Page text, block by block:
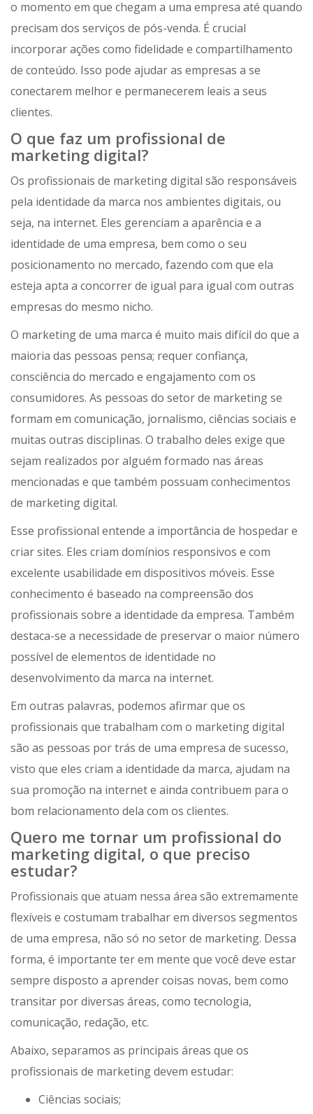
o momento em que chegam a uma empresa até quando
precisam dos serviços de pós-venda. É crucial
incorporar ações como fidelidade e compartilhamento
de conteúdo. Isso pode ajudar as empresas a se
conectarem melhor e permanecerem leais a seus
clientes.
O que faz um profissional de
marketing digital?
Os profissionais de marketing digital são responsáveis
pela identidade da marca nos ambientes digitais, ou
seja, na internet. Eles gerenciam a aparência e a
identidade de uma empresa, bem como o seu
posicionamento no mercado, fazendo com que ela
esteja apta a concorrer de igual para igual com outras
empresas do mesmo nicho.
O marketing de uma marca é muito mais difícil do que a
maioria das pessoas pensa; requer confiança,
consciência do mercado e engajamento com os
consumidores. As pessoas do setor de marketing se
formam em comunicação, jornalismo, ciências sociais e
muitas outras disciplinas. O trabalho deles exige que
sejam realizados por alguém formado nas áreas
mencionadas e que também possuam conhecimentos
de marketing digital.
Esse profissional entende a importância de hospedar e
criar sites. Eles criam domínios responsivos e com
excelente usabilidade em dispositivos móveis. Esse
conhecimento é baseado na compreensão dos
profissionais sobre a identidade da empresa. Também
destaca-se a necessidade de preservar o maior número
possível de elementos de identidade no
desenvolvimento da marca na internet.
Em outras palavras, podemos afirmar que os
profissionais que trabalham com o marketing digital
são as pessoas por trás de uma empresa de sucesso,
visto que eles criam a identidade da marca, ajudam na
sua promoção na internet e ainda contribuem para o
bom relacionamento dela com os clientes.
Quero me tornar um profissional do
marketing digital, o que preciso
estudar?
Profissionais que atuam nessa área são extremamente
flexíveis e costumam trabalhar em diversos segmentos
de uma empresa, não só no setor de marketing. Dessa
forma, é importante ter em mente que você deve estar
sempre disposto a aprender coisas novas, bem como
transitar por diversas áreas, como tecnologia,
comunicação, redação, etc.
Abaixo, separamos as principais áreas que os
profissionais de marketing devem estudar:
Ciências sociais;